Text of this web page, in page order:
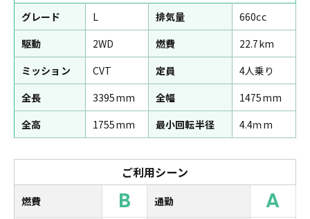
グレード L 排気量
660cc
駆動
2WD 燃費
22.7km
ミッション
CVT 定員
4人乗り
全長
3395mm 全幅
1475mm
全高
1755mm 最小回転半径 4.4ｍm
ご利用シーン
燃費 B 通勤 A